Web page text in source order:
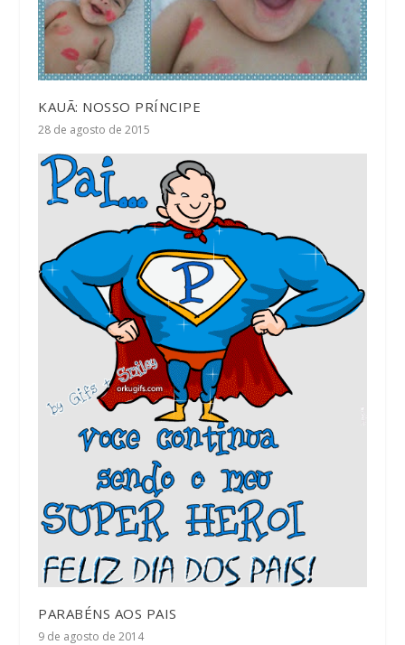
KAUÃ: NOSSO PRÍNCIPE
28 de agosto de 2015
PARABÉNS AOS PAIS
9 de agosto de 2014